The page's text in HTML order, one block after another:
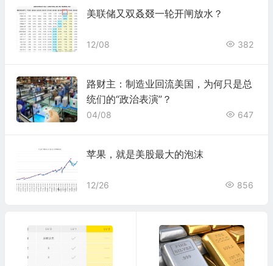
美联储又双叒叕一轮开闸放水？
12/08 382
路财主：制造业回流美国，为何只是总
统们的“政治表演”？
04/08 647
苹果，就是美股最大的泡沫
12/26 856